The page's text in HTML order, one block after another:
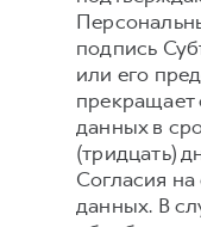
подпись
или его
прекращает
данных в
(тридцать)
Согласия
данных. В